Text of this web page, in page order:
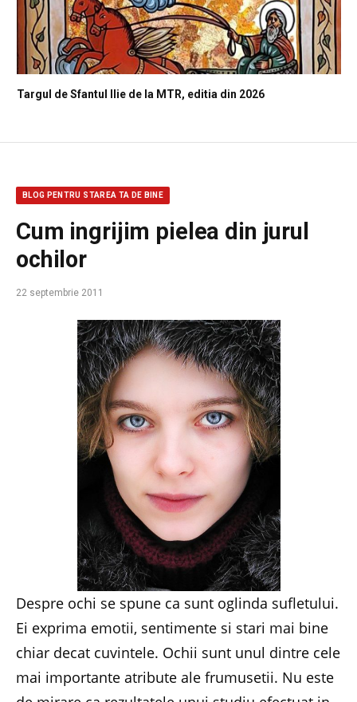
Targul de Sfantul Ilie de la MTR, editia din 2026
BLOG PENTRU STAREA TA DE BINE
Cum ingrijim pielea din jurul
ochilor
22 septembrie 2011
Despre ochi se spune ca sunt oglinda sufletului.
Ei exprima emotii, sentimente si stari mai bine
chiar decat cuvintele. Ochii sunt unul dintre cele
mai importante atribute ale frumusetii. Nu este